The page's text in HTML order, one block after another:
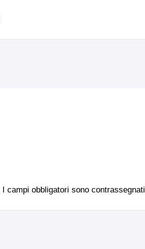
I campi obbligatori sono contrassegnati